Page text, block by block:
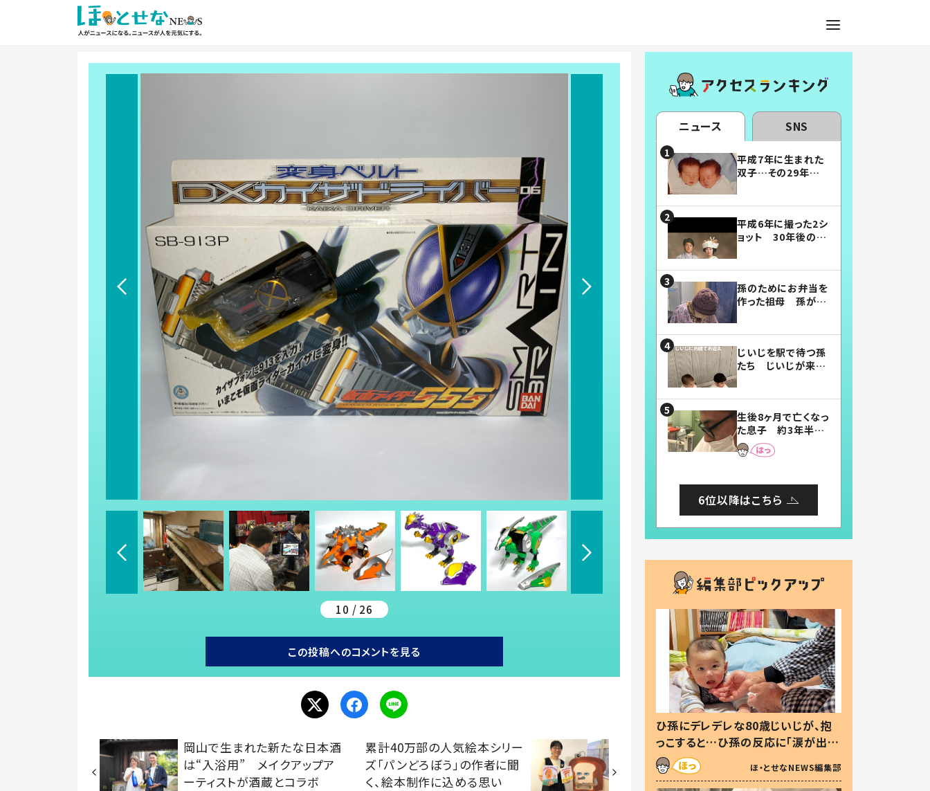
10 / 26
この投稿へのコメントを見る
岡山で生まれた新たな日本酒
は“入浴用” メイクアップア
ーティストが酒蔵とコラボ
累計40万部の人気絵本シリー
ズ「パンどろぼう」の作者に聞
く、絵本制作に込める思い
ニュース SNS
平成7年に生まれた
双子…その29年後
平成6年に撮った2シ
ョット 30年後の姿
孫のためにお弁当を
作った祖母 孫が絶
じいじを駅で待つ孫
たち じいじが来た
まらない」「幸せにな
れる」
生後8ヶ月で亡くなっ
た息子 約3年半
後、当時の妻の日記
に書いてあった本音
6位以降はこちら
ひ孫にデレデレな80歳じいじが、抱
っこすると…ひ孫の反応に「涙が出ま
した」「可愛くて仕方ない」
ほ・とせなNEWS編集部